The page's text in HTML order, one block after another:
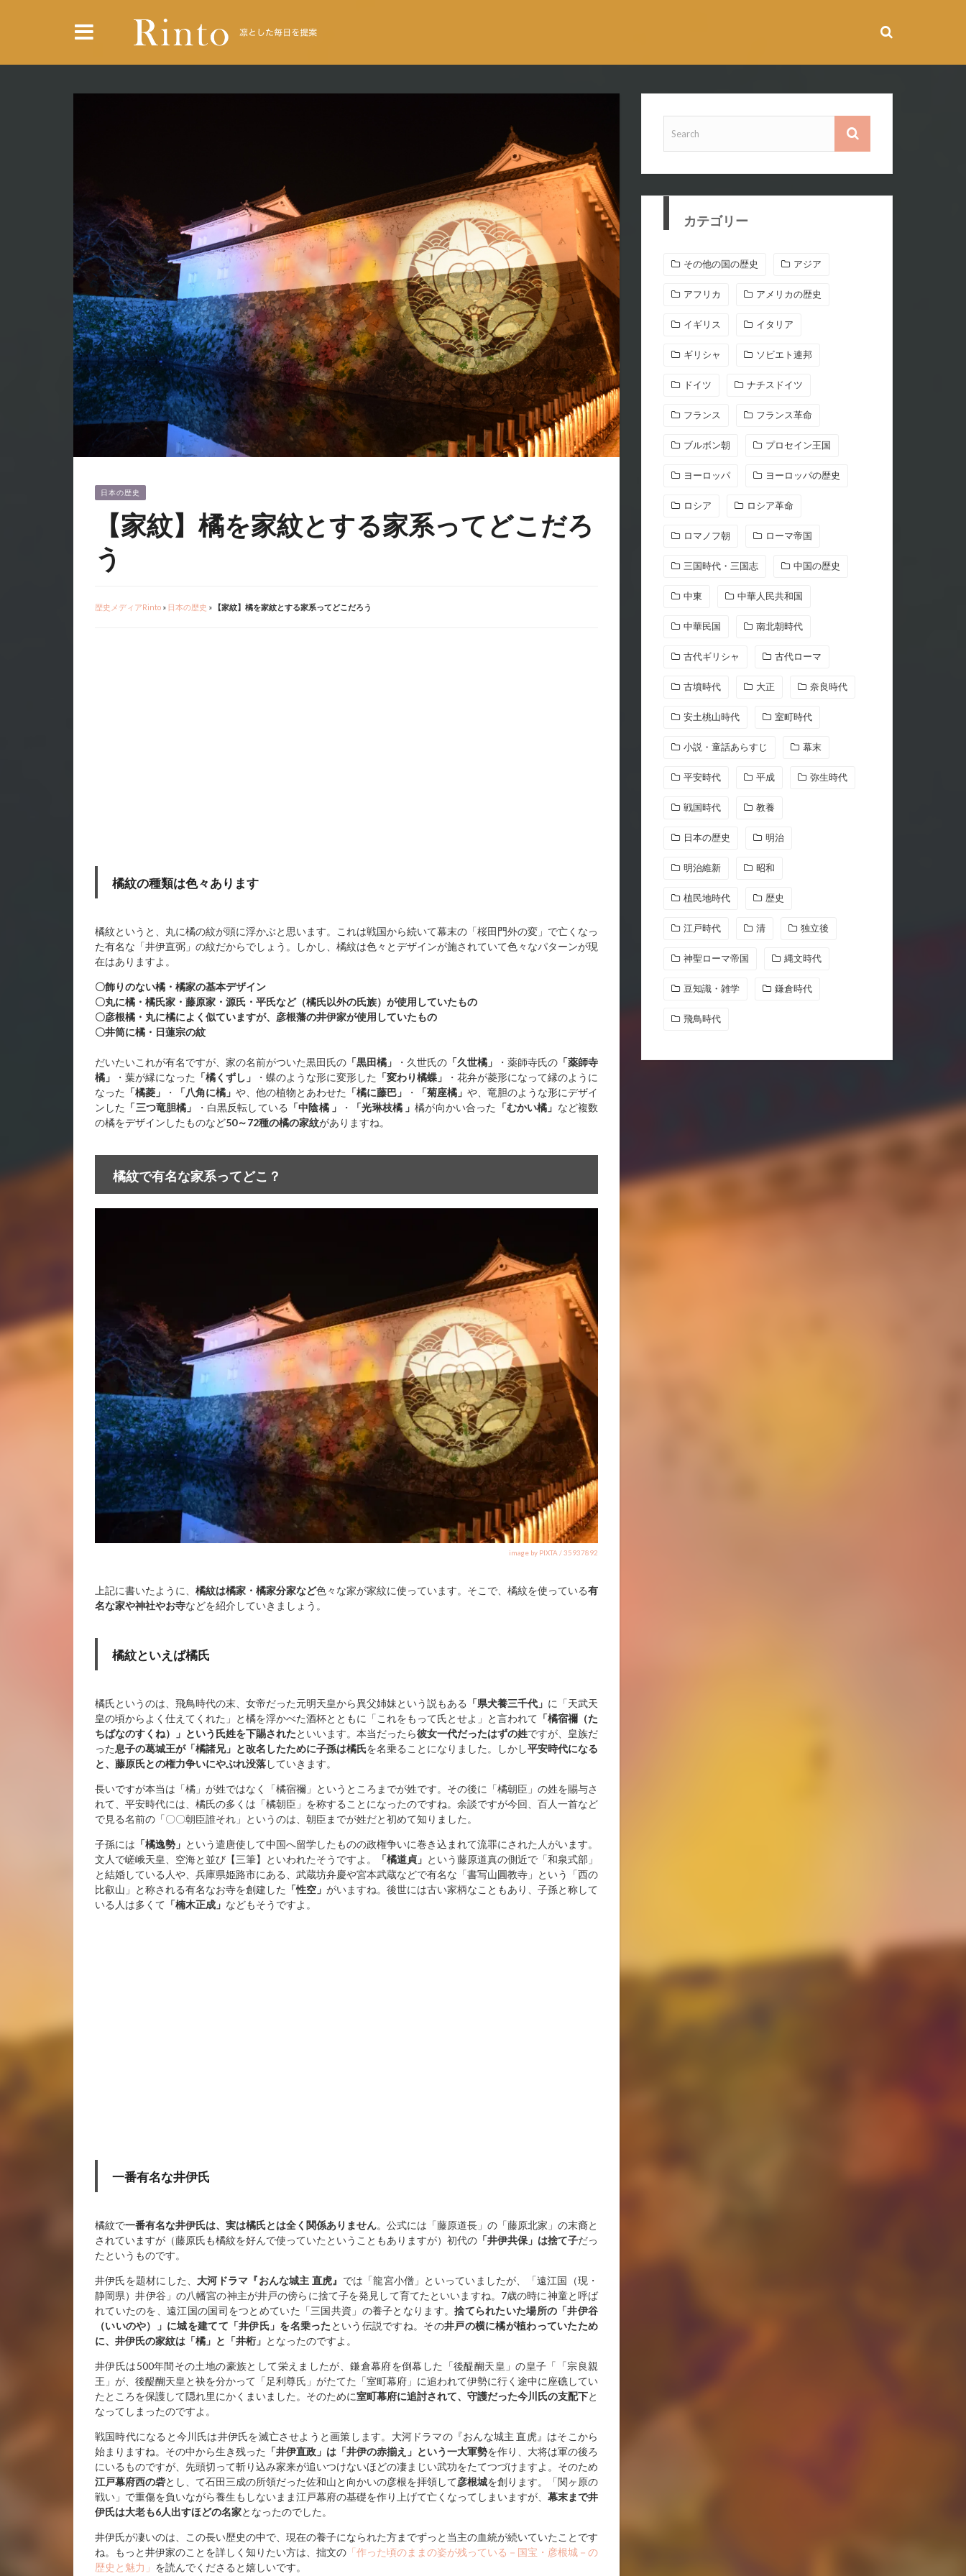
日本の歴史
【家紋】橘を家紋とする家系ってどこだろ
う
歴史メディアRinto » 日本の歴史 » 【家紋】橘を家紋とする家系ってどこだろう
橘紋の種類は色々あります
橘紋というと、丸に橘の紋が頭に浮かぶと思います。これは戦国から続いて幕末の「桜田門外の変」で亡くなっ
た有名な「井伊直弼」の紋だからでしょう。しかし、橘紋は色々とデザインが施されていて色々なパターンが現
在はありますよ。
〇飾りのない橘・橘家の基本デザイン
〇丸に橘・橘氏家・藤原家・源氏・平氏など（橘氏以外の氏族）が使用していたもの
〇彦根橘・丸に橘によく似ていますが、彦根藩の井伊家が使用していたもの
〇井筒に橘・日蓮宗の紋
だいたいこれが有名ですが、家の名前がついた黒田氏の 「黒田橘」 ・久世氏の 「久世橘」 ・薬師寺氏の 「薬師寺
橘」
・葉が縁になった 「橘くずし」 ・蝶のような形に変形した 「変わり橘蝶」
・花弁が菱形になって縁のように
なった 「橘菱」 ・ 「八角に橘」 や、他の植物とあわせた 「橘に藤巴」 ・ 「菊座橘」 や、竜胆のような形にデザイ
ンした 「三つ竜胆橘」 ・白黒反転している 「中陰橘 」 ・ 「光琳枝橘 」橘が向かい合った 「むかい橘」 など複数
の橘をデザインしたものなど50～72種の橘の家紋がありますね。
橘紋で有名な家系ってどこ？
image by PIXTA / 35937892
上記に書いたように、 橘紋は橘家・橘家分家など色々な家が家紋に使っています。そこで、橘紋を使っている有
名な家や神社やお寺などを紹介していきましょう。
橘紋といえば橘氏
橘氏というのは、飛鳥時代の末、女帝だった元明天皇から異父姉妹という説もある 「県犬養三千代」 に「天武天
皇の頃からよく仕えてくれた」と橘を浮かべた酒杯とともに「これをもって氏とせよ」と言われて 「橘宿禰（た
ちばなのすくね）」という氏姓を下賜されたといいます。本当だったら彼女一代だったはずの姓ですが、皇族だ
った息子の葛城王が「橘諸兄」と改名したために子孫は橘氏を名乗ることになりました。しかし平安時代になる
と、藤原氏との権力争いにやぶれ没落していきます。
長いですが本当は「橘」が姓ではなく「橘宿禰」というところまでが姓です。その後に「橘朝臣」の姓を賜与さ
れて、平安時代には、橘氏の多くは「橘朝臣」を称することになったのですね。余談ですが今回、百人一首など
で見る名前の「〇〇朝臣誰それ」というのは、朝臣までが姓だと初めて知りました。
子孫には 「橘逸勢」 という遣唐使して中国へ留学したものの政権争いに巻き込まれて流罪にされた人がいます。
文人で嵯峨天皇 空海と並び【三筆】といわれたそうですよ。 「橘道貞」 という藤原道真の側近で「和泉式部」
と結婚している人や、兵庫県姫路市にある、武蔵坊弁慶や宮本武蔵などで有名な「書写山圓教寺」という「西の
比叡山」と称される有名なお寺を創建した 「性空」 がいますね。後世には古い家柄なこともあり、子孫と称して
いる人は多くて 「楠木正成」 などもそうですよ 。
一番有名な井伊氏
橘紋で一番有名な井伊氏は、実は橘氏とは全く関係ありません。公式には「藤原道長」の「藤原北家」の末裔と
されていますが（藤原氏も橘紋を好んで使っていたということもありますが）初代の 「井伊共保」は捨て子だっ
たというものです。
井伊氏を題材にした、 大河ドラマ『おんな城主 直虎』 では「龍宮小僧」といっていましたが、「遠江国（現・
静岡県）井伊谷」の八幡宮の神主が井戸の傍らに捨て子を発見して育てたといいますね。7歳の時に神童と呼ば
れていたのを、遠江国の国司をつとめていた「三国共資」の養子となります。捨てられたいた場所の「井伊谷
（いいのや）」に城を建てて「井伊氏」を名乗った という伝説ですね。その井戸の横に橘が植わっていたため
に、井伊氏の家紋は「橘」と「井桁」 となったのですよ。
井伊氏は500年間その土地の豪族として栄えましたが、鎌倉幕府を倒幕した「後醍醐天皇」の皇子「「宗良親
王」が、後醍醐天皇と袂を分かって「足利尊氏」がたてた「室町幕府」に追われて伊勢に行く途中に座礁してい
たところを保護して隠れ里にかくまいました。そのために室町幕府に追討されて、守護だった今川氏の支配下と
なってしまったのですよ。
戦国時代になると今川氏は井伊氏を滅亡させようと画策します。大河ドラマの『おんな城主 直虎』はそこから
始まりますね。その中から生き残った 「井伊直政」は「井伊の赤揃え」という一大軍勢を作り、大将は軍の後ろ
にいるものですが、先頭切って斬り込み家来が追いつけないほどの凄まじい武功をたてつづけますよ。そのため
江戸幕府西の砦とし、て石田三成の所領だった佐和山と向かいの彦根を拝領して彦根城を創ります。「関ヶ原の
戦い」で重傷を負いながら養生もしないまま江戸幕府の基礎を作り上げて亡くなってしまいますが、 幕末まで井
伊氏は大老も6人出すほどの名家となったのでした。
井伊氏が凄いのは、この長い歴史の中で、現在の養子になられた方までずっと当主の血統が続いていたことです
ね。もっと井伊家のことを詳しく知りたい方は、拙文の 「作った頃のままの姿が残っている－国宝・彦根城－の
歴史と魅力」 を読んでくださると嬉しいです。
カテゴリー
その他の国の歴史 アジア
アフリカ アメリカの歴史
イギリス イタリア
ギリシャ ソビエト連邦
ドイツ ナチスドイツ
フランス フランス革命
ブルボン朝 プロセイン王国
ヨーロッパ ヨーロッパの歴史
ロシア ロシア革命
ロマノフ朝 ローマ帝国
三国時代・三国志 中国の歴史
中東 中華人民共和国
中華民国 南北朝時代
古代ギリシャ 古代ローマ
古墳時代 大正 奈良時代
安土桃山時代 室町時代
小説・童話あらすじ 幕末
平安時代 平成 弥生時代
戦国時代 教養
日本の歴史 明治
明治維新 昭和
植民地時代 歴史
江戸時代 清 独立後
神聖ローマ帝国 縄文時代
豆知識・雑学 鎌倉時代
飛鳥時代